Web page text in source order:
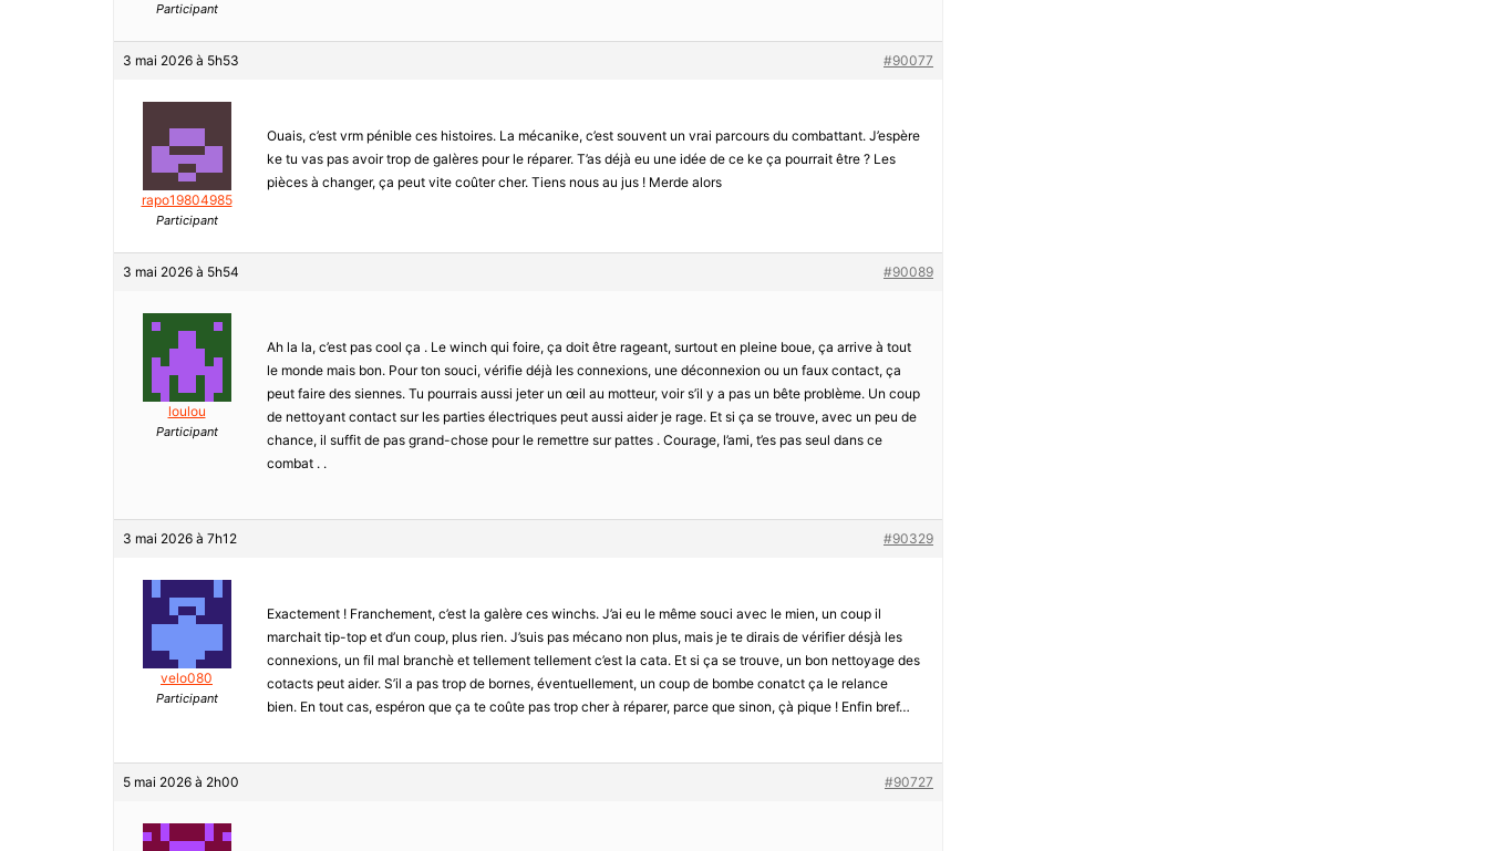
Participant
3 mai 2026 à 5h53 #90077
rapo19804985
Participant
Ouais, c’est vrm pénible ces histoires. La mécanike, c’est souvent un vrai parcours du combattant. J’espère
ke tu vas pas avoir trop de galères pour le réparer. T’as déjà eu une idée de ce ke ça pourrait être ? Les
pièces à changer, ça peut vite coûter cher. Tiens nous au jus ! Merde alors
3 mai 2026 à 5h54 #90089
loulou
Participant
Ah la la, c’est pas cool ça . Le winch qui foire, ça doit être rageant, surtout en pleine boue, ça arrive à tout
le monde mais bon. Pour ton souci, vérifie déjà les connexions, une déconnexion ou un faux contact, ça
peut faire des siennes. Tu pourrais aussi jeter un œil au motteur, voir s’il y a pas un bête problème. Un coup
de nettoyant contact sur les parties électriques peut aussi aider je rage. Et si ça se trouve, avec un peu de
chance, il suffit de pas grand-chose pour le remettre sur pattes . Courage, l’ami, t’es pas seul dans ce
combat . .
3 mai 2026 à 7h12 #90329
velo080
Participant
Exactement ! Franchement, c’est la galère ces winchs. J’ai eu le même souci avec le mien, un coup il
marchait tip-top et d’un coup, plus rien. J’suis pas mécano non plus, mais je te dirais de vérifier désjà les
connexions, un fil mal branchè et tellement tellement c’est la cata. Et si ça se trouve, un bon nettoyage des
cotacts peut aider. S’il a pas trop de bornes, éventuellement, un coup de bombe conatct ça le relance
bien. En tout cas, espéron que ça te coûte pas trop cher à réparer, parce que sinon, çà pique ! Enfin bref…
5 mai 2026 à 2h00 #90727